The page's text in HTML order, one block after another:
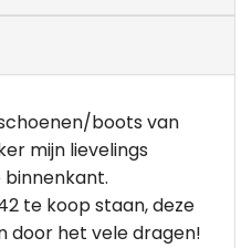
boots van
mijn lievelings
te koop staan, deze
door het vele dragen!